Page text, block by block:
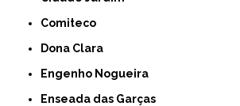
Comiteco
Dona Clara
Engenho Nogueira
Enseada das Garças